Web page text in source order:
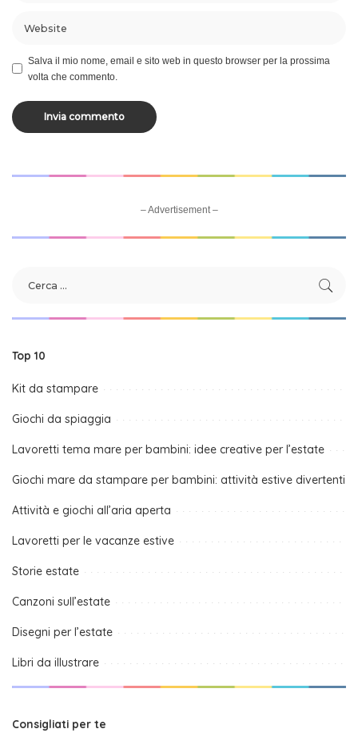
Salva il mio nome, email e sito web in questo browser per la prossima
volta che commento.
– Advertisement –
Top 10
Kit da stampare
Giochi da spiaggia
Lavoretti tema mare per bambini: idee creative per l’estate
Giochi mare da stampare per bambini: attività estive divertenti
Attività e giochi all’aria aperta
Lavoretti per le vacanze estive
Storie estate
Canzoni sull’estate
Disegni per l’estate
Libri da illustrare
Consigliati per te